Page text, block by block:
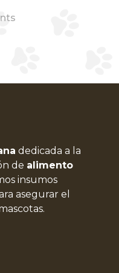
dedicada a la
de alimento
insumos
asegurar el